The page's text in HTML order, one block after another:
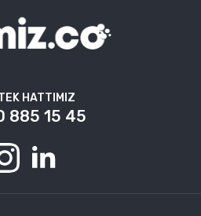
HATTIMIZ
885 15 45